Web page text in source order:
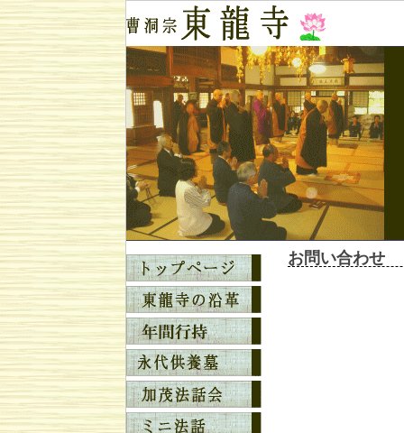
お問い合わせ